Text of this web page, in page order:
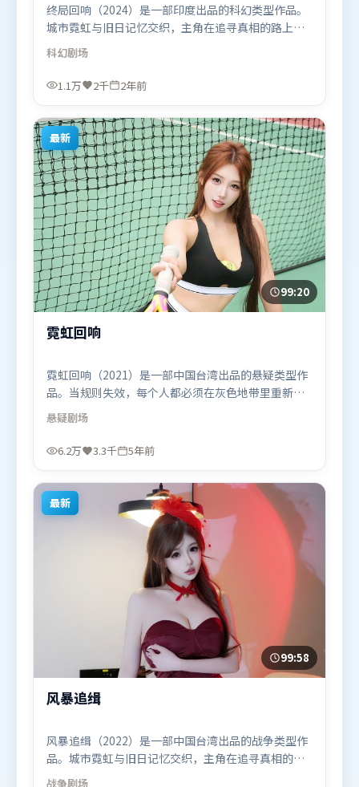
终局回响（2024）是一部印度出品的科幻类型作品。
城市霓虹与旧日记忆交织，主角在追寻真相的路上不
断付出代价。摄影与美术共同营造出强烈地域气质，
增强沉浸感。由王家卫执导，周迅、梁朝伟、孙艺
珍，肖战、汤唯、基里安·墨菲等联袂出演。影片于
喜欢科幻题材的观众观看。
科幻剧场
1.1万 2千 2年前
最新
99:20
霓虹回响
霓虹回响（2021）是一部中国台湾出品的悬疑类型作
品。当规则失效，每个人都必须在灰色地带里重新选
择立场与底线。人物关系网复杂却不凌乱，每场对手
戏都推动信息增量。由奉俊昊执导，章子怡、河正
宇、迪皮卡·帕度柯妮，李政宰、汤姆·哈迪等联袂
区首映上线，适合喜欢悬疑题材的观众观看。
悬疑剧场
6.2万 3.3千 5年前
最新
99:58
风暴追缉
风暴追缉（2022）是一部中国台湾出品的战争类型作
品。城市霓虹与旧日记忆交织，主角在追寻真相的路
上不断付出代价。动作场面设计讲究空间与节奏，文
战争剧场